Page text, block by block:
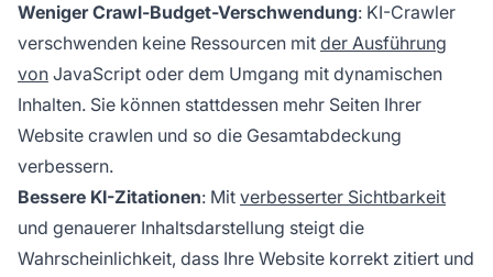
Weniger Crawl-Budget-Verschwendung: KI-Crawler
verschwenden keine Ressourcen mit der Ausführung
von JavaScript oder dem Umgang mit dynamischen
Inhalten. Sie können stattdessen mehr Seiten Ihrer
Website crawlen und so die Gesamtabdeckung
verbessern.
Bessere KI-Zitationen: Mit verbesserter Sichtbarkeit
und genauerer Inhaltsdarstellung steigt die
Wahrscheinlichkeit, dass Ihre Website korrekt zitiert und